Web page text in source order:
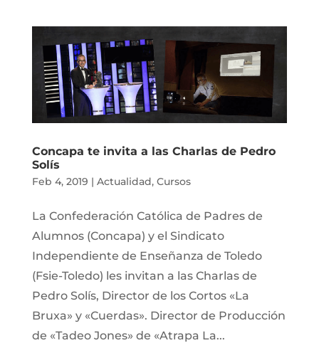
Concapa te invita a las Charlas de Pedro
Solís
Feb 4, 2019 | Actualidad, Cursos
La Confederación Católica de Padres de
Alumnos (Concapa) y el Sindicato
Independiente de Enseñanza de Toledo
(Fsie-Toledo) les invitan a las Charlas de
Pedro Solís, Director de los Cortos «La
Bruxa» y «Cuerdas». Director de Producción
de «Tadeo Jones» de «Atrapa La...